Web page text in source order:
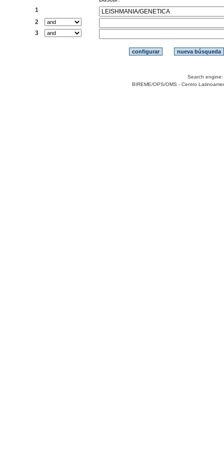
1
2
3
Search engine:
BIREME/OPS/OMS - Centro